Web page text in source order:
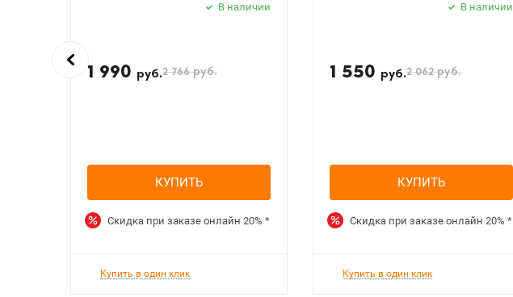
В наличии
1 990 руб.2 766руб.
КУПИТЬ
Скидка при заказе онлайн 20% *
Купить в один клик
В наличии
1 550 руб.2 062руб.
КУПИТЬ
Скидка при заказе онлайн 20% *
Купить в один клик